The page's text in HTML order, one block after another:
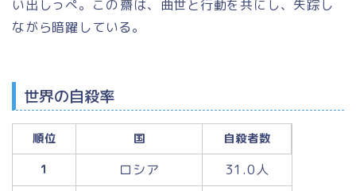
い出しっぺ。この齋は、 曲世と行動を共にし、失踪し
ながら暗躍している。
世界の自殺率
順位 国
自殺者数
1
ロシア 31.0人